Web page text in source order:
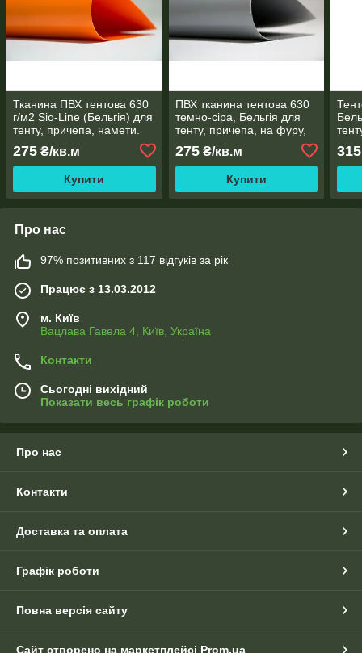
Тканина ПВХ тентова 630
г/м2 Sio-Line (Бельгія) для
тенту, причепа, намети.
275 ₴/кв.м
Купити
ПВХ тканина тентова 630
темно-сіра, Бельгія для
тенту, причепа, на фуру,
морозостійка
275₴/кв.м
Купити
315
Про нас
97% позитивних з 117 відгуків за рік
Працює з 13.03.2012
м. Київ
Вацлава Гавела 4, Київ, Україна
Контакти
Сьогодні вихідний
Показати весь графік роботи
Про нас
Контакти
Доставка та оплата
Графік роботи
Повна версія сайту
Сайт створено на маркетплейсі Prom.ua